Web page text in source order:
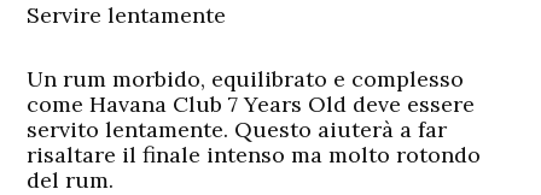
Servire lentamente
Un rum morbido, equilibrato e complesso
come Havana Club 7 Years Old deve essere
servito lentamente. Questo aiuterà a far
risaltare il finale intenso ma molto rotondo
del rum.